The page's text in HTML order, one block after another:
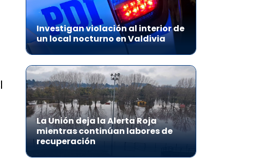
Investigan violación al interior de
un local nocturno en Valdivia
La Unión deja la Alerta Roja
mientras continúan labores de
recuperación